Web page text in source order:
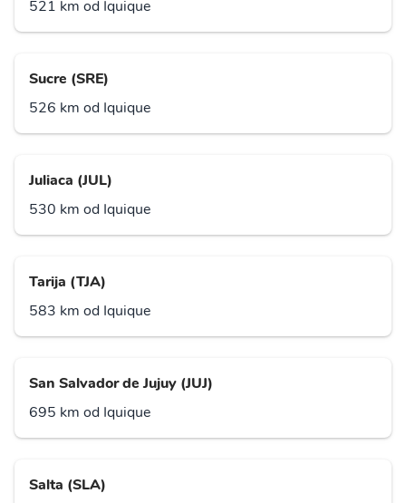
521 km od Iquique
Sucre (SRE)
526 km od Iquique
Juliaca (JUL)
530 km od Iquique
Tarija (TJA)
583 km od Iquique
San Salvador de Jujuy (JUJ)
695 km od Iquique
Salta (SLA)